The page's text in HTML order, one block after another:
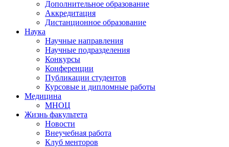
Дополнительное образование
Аккредитация
Дистанционное образование
Наука
Научные направления
Научные подразделения
Конкурсы
Конференции
Публикации студентов
Курсовые и дипломные работы
Медицина
МНОЦ
Жизнь факультета
Новости
Внеучебная работа
Клуб менторов